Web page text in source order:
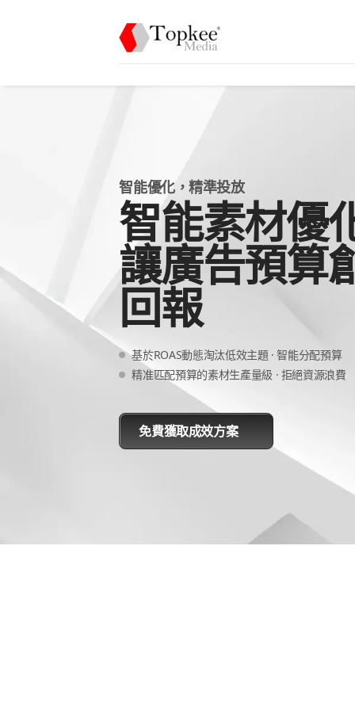
智能優化，精準投放
智能素材優
讓廣告預算
回報
基於ROAS動態淘汰低效主題 · 智能分配預算
精准匹配預算的素材生產量級 · 拒絕資源浪費
免費獲取成效方案